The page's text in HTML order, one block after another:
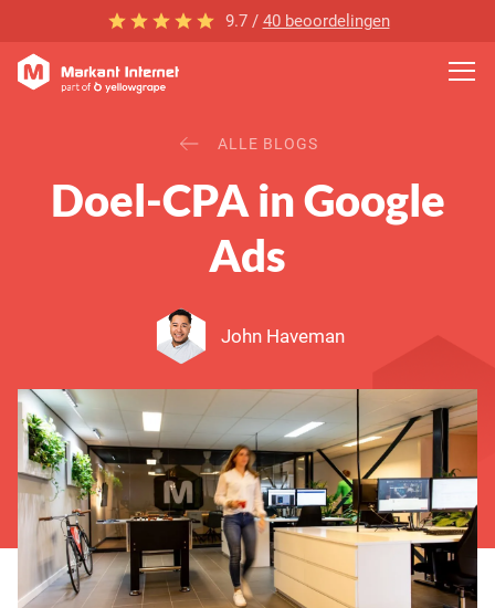
9.7 / 40 beoordelingen
ALLE BLOGS
Doel-CPA in Google
Ads
John Haveman